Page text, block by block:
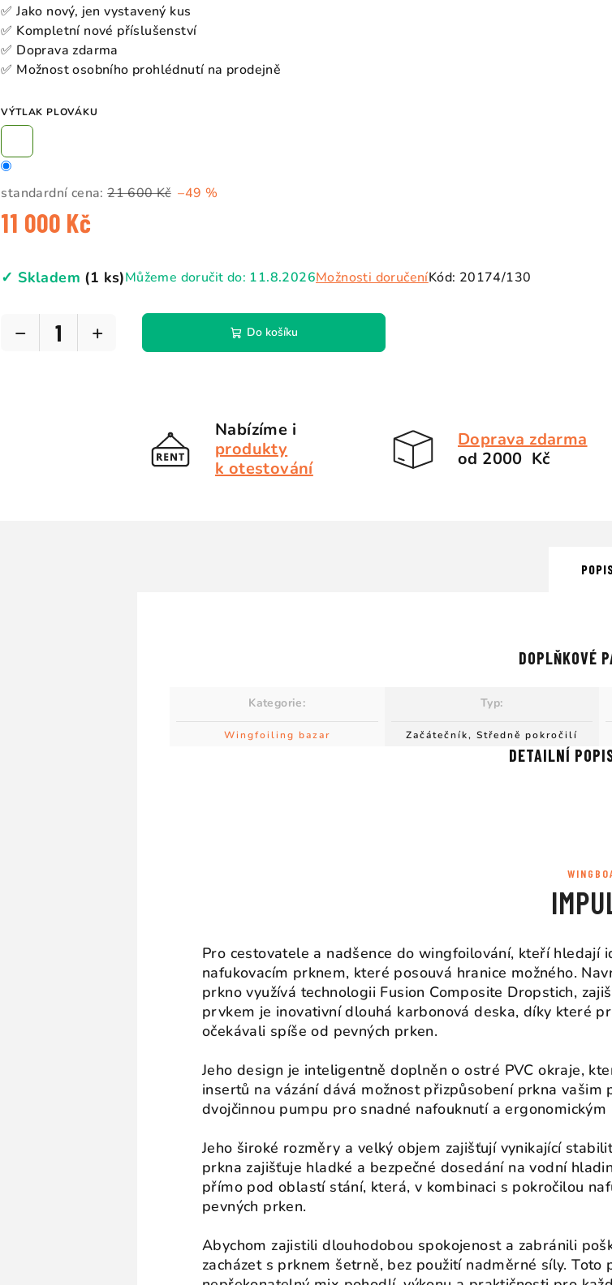
5
hvězdiček.
✅ Jako nový, jen vystavený kus
✅ Kompletní nové příslušenství
✅ Doprava zdarma
✅ Možnost osobního prohlédnutí na prodejně
VÝTLAK PLOVÁKU
standardní cena: 21 600 Kč –49 %
11 000 Kč
cena:
✓ Skladem (1 ks)Můžeme doručit do: 11.8.2026Možnosti doručeníKód: 20174/130
+
− Do košíku
Nabízíme i
produkty
k otestování
Doprava zdarma
od 2000 Kč
DETAILNÍ
Pro cestovatele a nadšence do wingfoilování, kteří hledají
nafukovacím prknem, které posouvá hranice možného.
prkno využívá technologii Fusion Composite Dropstich,
prvkem je inovativní dlouhá karbonová deska, díky které
očekávali spíše od pevných prken.
Jeho design je inteligentně doplněn o ostré PVC okraje,
insertů na vázání dává možnost přizpůsobení prkna
dvojčinnou pumpu pro snadné nafouknutí a
Jeho široké rozměry a velký objem zajišťují vynikající
prkna zajišťuje hladké a bezpečné dosedání na vodní
přímo pod oblastí stání, která, v kombinaci s pokročilou
pevných prken.
Abychom zajistili dlouhodobou spokojenost a zabránili
zacházet s prknem šetrně, bez použití nadměrné síly.
DOPLŇKOVÉ
Kategorie:
Wingfoiling bazar
Typ:
Začátečník, Středně pokročilí